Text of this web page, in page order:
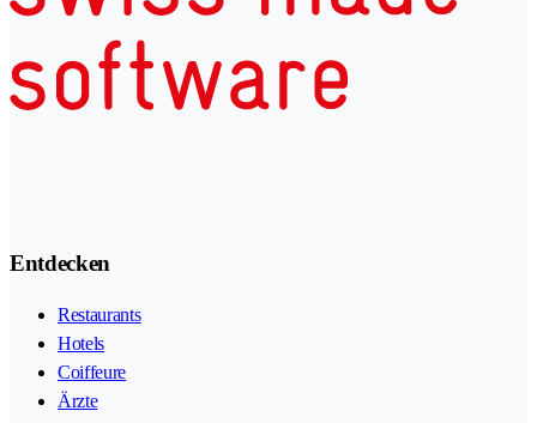
Entdecken
Restaurants
Hotels
Coiffeure
Ärzte